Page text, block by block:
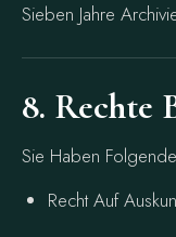
Sieben Jahre
8. Rechte
Sie Haben
Recht Auf